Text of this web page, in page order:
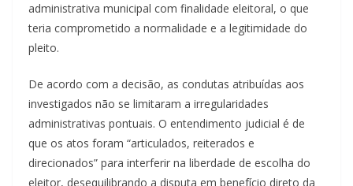
administrativa municipal com finalidade eleitoral, o que
teria comprometido a normalidade e a legitimidade do
pleito.
De acordo com a decisão, as condutas atribuídas aos
investigados não se limitaram a irregularidades
administrativas pontuais. O entendimento judicial é de
que os atos foram “articulados, reiterados e
direcionados” para interferir na liberdade de escolha do
eleitor, desequilibrando a disputa em benefício direto da